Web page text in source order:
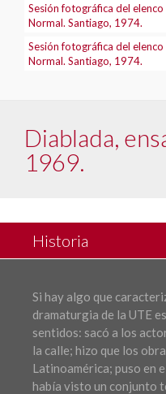
Sesión fotográfica del
Normal. Santiago, 1974.
Sesión fotográfica del
Normal. Santiago, 1974.
Diablada,
1969.
Historia
Si hay algo que
dramaturgia de la UTE
sentidos: sacó a los
la calle; hizo que los
Latinoamérica; puso en
había visto un conjunto